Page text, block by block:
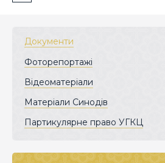
Документи
Фоторепортажі
Відеоматеріали
Матеріали Синодів
Партикулярне право УГКЦ